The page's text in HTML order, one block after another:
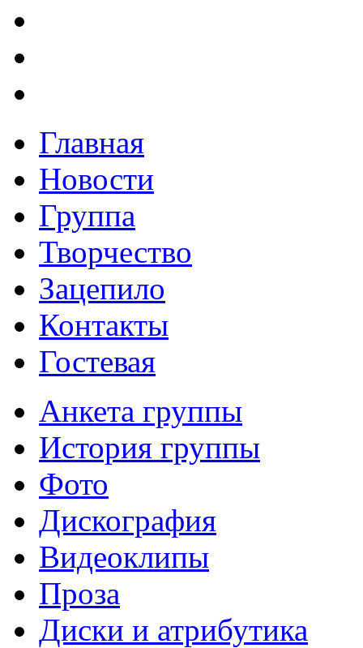
Главная
Новости
Группа
Творчество
Зацепило
Контакты
Гостевая
Анкета группы
История группы
Фото
Дискография
Видеоклипы
Проза
Диски и атрибутика